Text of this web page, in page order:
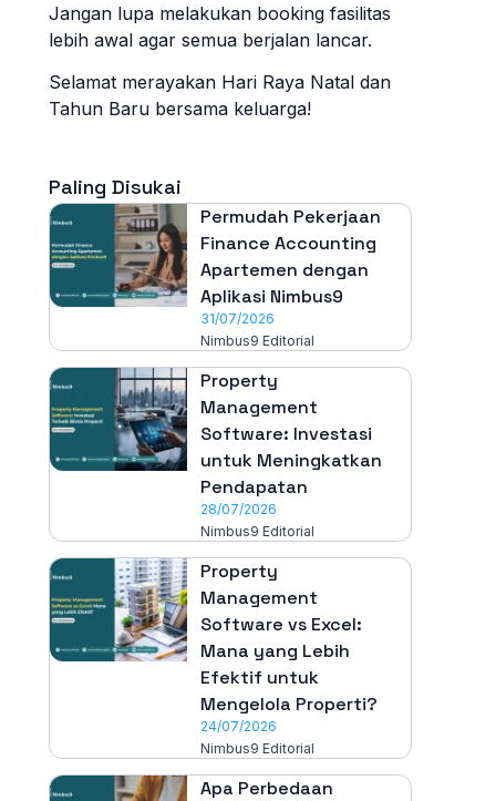
Jangan lupa melakukan booking fasilitas
lebih awal agar semua berjalan lancar.
Selamat merayakan Hari Raya Natal dan
Tahun Baru bersama keluarga!
Paling Disukai
Permudah Pekerjaan
Finance Accounting
Apartemen dengan
Aplikasi Nimbus9
31/07/2026
Nimbus9 Editorial
Property
Management
Software: Investasi
untuk Meningkatkan
Pendapatan
28/07/2026
Nimbus9 Editorial
Property
Management
Software vs Excel:
Mana yang Lebih
Efektif untuk
Mengelola Properti?
24/07/2026
Nimbus9 Editorial
Apa Perbedaan